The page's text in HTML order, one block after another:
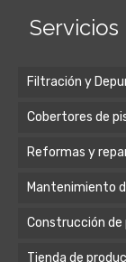
Servicios
Filtración y
Cobertores de
Reformas y
Mantenimiento
Construcción de
Tienda de